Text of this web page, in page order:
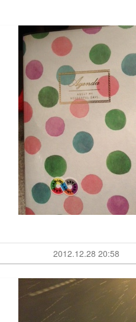
2012.12.28 20:58